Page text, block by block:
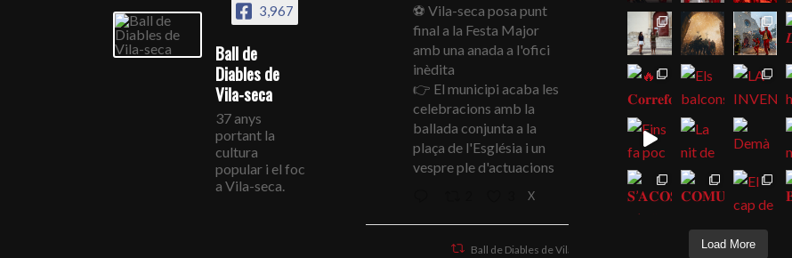
3,967
Ball de
Diables de
Vila-seca
37 anys
portant la
cultura
popular i el foc
a Vila-seca.
⚽ Vila-seca posa punt
final a la Festa Major
amb una anada a l'ofici
inèdita
👉 El municipi acaba les
celebracions amb la
ballada conjunta a la
plaça de l'Església i un
vespre ple d'actuacions
X
Ball de Diables de Vila-seca
Load More